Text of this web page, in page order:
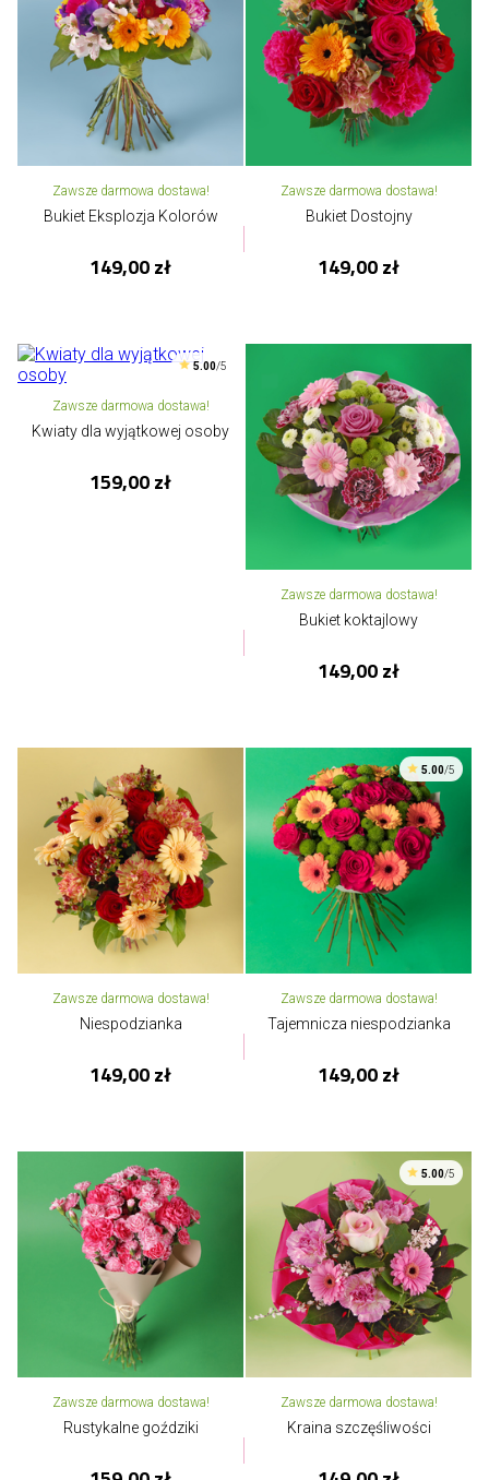
Zawsze darmowa dostawa!
Bukiet Eksplozja Kolorów
149,00 zł
Zawsze darmowa dostawa!
Bukiet Dostojny
149,00 zł
5.00/5
Zawsze darmowa dostawa!
Kwiaty dla wyjątkowej osoby
159,00 zł
Zawsze darmowa dostawa!
Bukiet koktajlowy
149,00 zł
Zawsze darmowa dostawa!
Niespodzianka
149,00 zł
5.00/5
Zawsze darmowa dostawa!
Tajemnicza niespodzianka
149,00 zł
Zawsze darmowa dostawa!
Rustykalne goździki
5.00/5
Zawsze darmowa dostawa!
Kraina szczęśliwości